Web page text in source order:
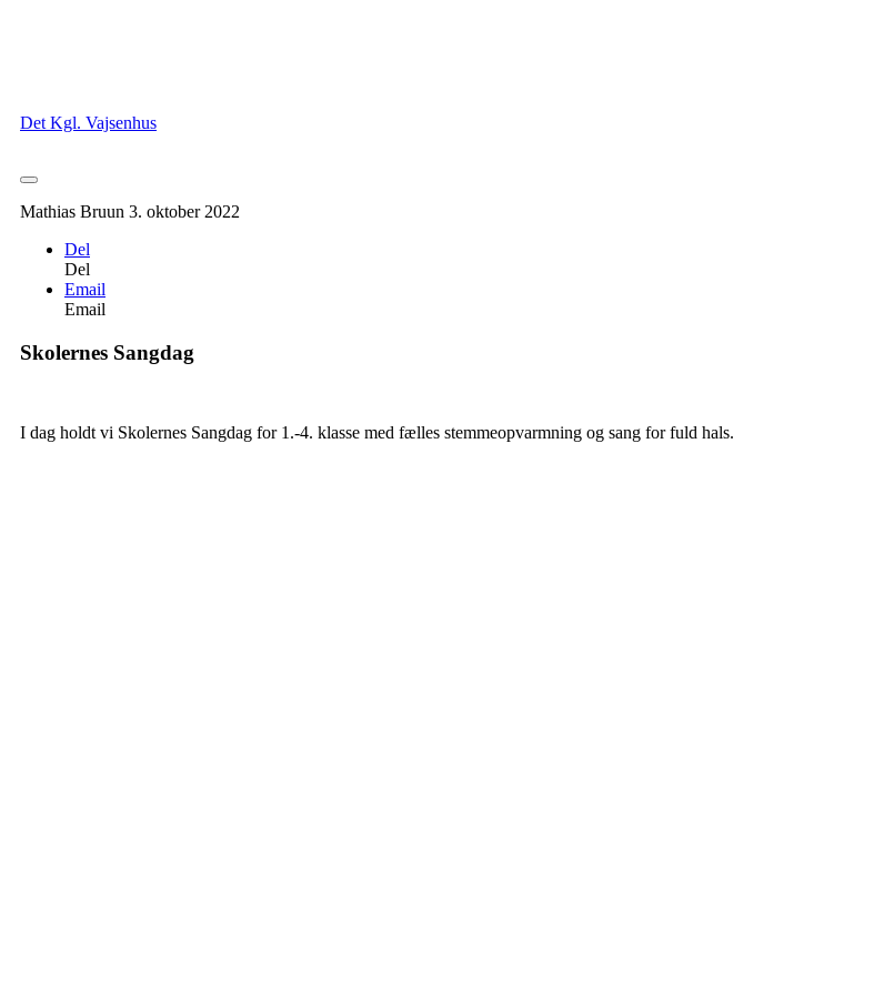
Det Kgl. Vajsenhus
Mathias Bruun 3. oktober 2022
Del
Del
Email
Email
Skolernes Sangdag
I dag holdt vi Skolernes Sangdag for 1.-4. klasse med fælles stemmeopvarmning og sang for fuld hals.